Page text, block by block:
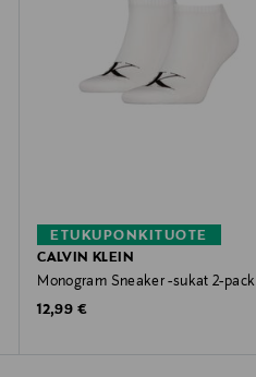
ETUKUPONKITUOTE
CALVIN KLEIN
Monogram Sneaker -sukat 2-pack
Original Price
12,99 €